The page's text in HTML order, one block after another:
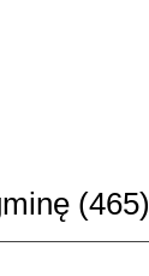
(465)